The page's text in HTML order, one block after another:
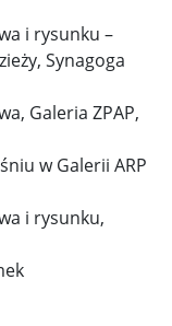
i rysunku –
Synagoga
Galeria ZPAP,
w Galerii ARP
i rysunku,